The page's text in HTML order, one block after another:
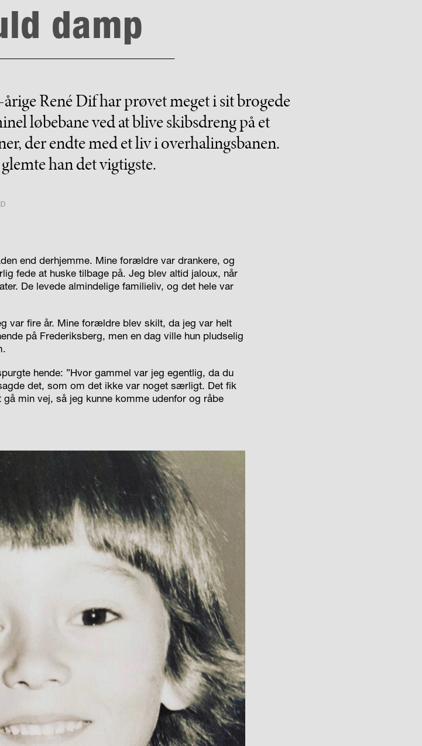
damp
René Dif har prøvet meget i sit brogede
løbebane ved at blive skibsdreng på et
der endte med et liv i overhalingsbanen.
han det vigtigste.
end derhjemme. Mine forældre var drankere, og
fede at huske tilbage på. Jeg blev altid jaloux, når
De levede almindelige familieliv, og det hele var
var fire år. Mine forældre blev skilt, da jeg var helt
på Frederiksberg, men en dag ville hun pludselig
hende: ”Hvor gammel var jeg egentlig, da du
det, som om det ikke var noget særligt. Det fik
min vej, så jeg kunne komme udenfor og råbe